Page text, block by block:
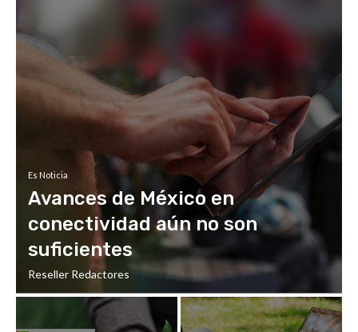
Es Noticia
Avances de México en
conectividad aún no son
suficientes
Reseller Redactores